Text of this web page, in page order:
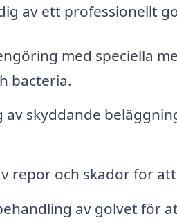
av ett professionellt
med speciella
bacteria.
av skyddande
repor och skador för
av golvet för